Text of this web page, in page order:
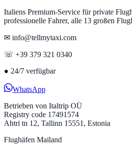
Italiens Premium-Service für private
professionelle Fahrer, alle 13 großen
✉ info@tellmytaxi.com
☏ +39 379 321 0340
● 24/7 verfügbar
WhatsApp
Betrieben von Italtrip OÜ
Registry code 17491574
Ahtri tn 12, Tallinn 15551, Estonia
Flughäfen Mailand